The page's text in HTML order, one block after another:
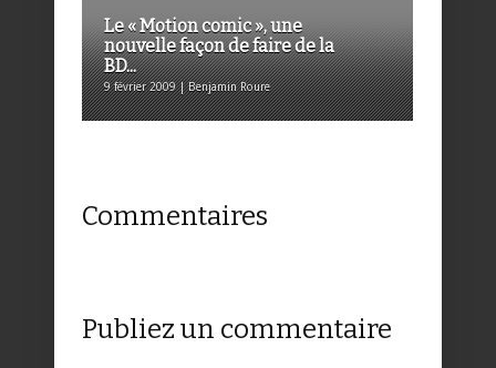
Le « Motion comic », une
nouvelle façon de faire de la
BD...
9 février 2009 | Benjamin Roure
Commentaires
Publiez un commentaire